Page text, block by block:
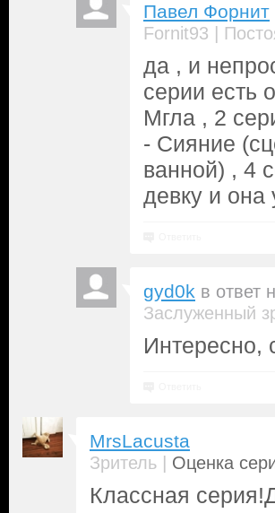
Павел Форнит
Fornit93 |
да , и
серии есть
Мгла , 2
- Сияние
ванной) , 4
девку и она
gyd0k в ответ
Заслуженный
Интересно,
MrsLacusta
Зритель | Оценка
Классная